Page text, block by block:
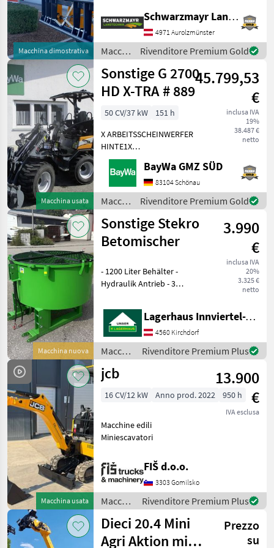
Macchina dimostrativa
capacità di carico di 3, 0 t
Usato VFG Il team di
vendita della di
Schwarzmayr Landtechnik GmbH - Aurolzmünster
4971 Aurolzmünster
Macchine
edili /
Sonstige
Rivenditore Premium Gold
Macchina usata
Sonstige G 2700
HD X-TRA # 889
45.799,53
€
inclusa IVA
19%
38.487 €
netto
50 CV/37 kW
151 h
X ARBEITSSCHEINWERFER
HINTE1X
ARBEITSSCHEINWERFER
VORNE1X
HECKGEWICHTSPLATTE 62
KG1X
HYDRAULIKKREISLAUF
DPPPEL31X15.50-15
SKIDDATENBESCHEINIGUNG
BRD 20 KMDRUCKFREIER
BayWa GMZ SÜD
83104 Schönau
Macchine
edili /
Sonstige
Rivenditore Premium Gold
Macchina nuova
Sonstige Stekro
Betomischer
3.990
€
inclusa IVA
20%
3.325 €
netto
- 1200 Liter Behälter -
Hydraulik Antrieb - 3
Stapleraufnahme -
Auslaufschieber hinten und
rechts - Auslaufrutsche -
Sackaufreißer
Lagerhaus Innviertel-Traunviertel-Urfahr eGen, Kirchdorf
4560 Kirchdorf
Macchine
edili /
Sonstige
Rivenditore Premium Plus
Macchina usata
jcb
13.900
€
IVA esclusa
16 CV/12 kW Anno prod. 2022 950 h
Macchine edili
Miniescavatori
FIŠ d.o.o.
3303 Gomilsko
Macchine
edili /
JCB
Rivenditore Premium Plus
Dieci 20.4 Mini
Agri Aktion mit
Prezzo
su